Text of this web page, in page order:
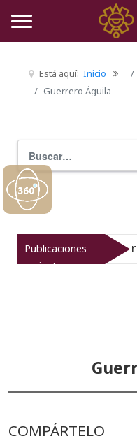
Está aquí: Inicio
Guerrero Águila
Publicaciones
recientes
muestra la historia
COMPÁRTELO